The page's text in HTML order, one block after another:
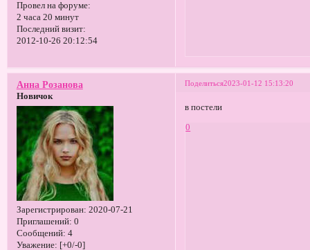
Провел на форуме:
2 часа 20 минут
Последний визит:
2012-10-26 20:12:54
Поделиться2023-01-12 15:13:20
Анна Розанова
Новичок
Зарегистрирован: 2020-07-21
Приглашений: 0
Сообщений: 4
Уважение: [+0/-0]
в постели
0